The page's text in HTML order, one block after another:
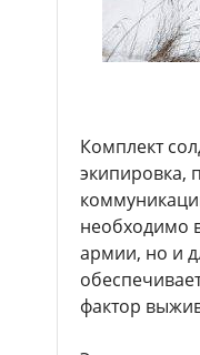
Комплект
экипировка,
необходимо
армии, но и
фактор